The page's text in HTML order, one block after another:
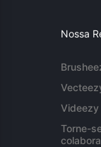
Nossa
Videezy
Torne-